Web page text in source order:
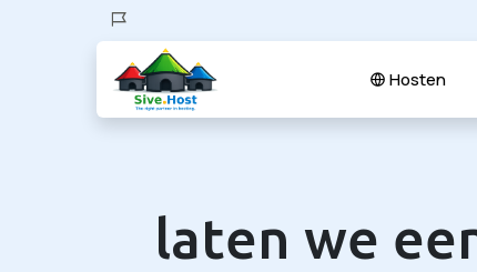
Hosten
laten we